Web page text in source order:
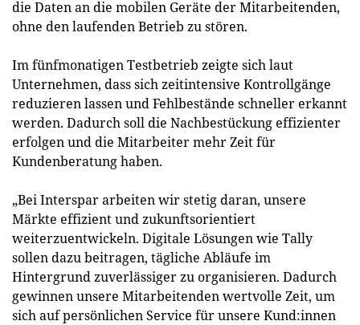
die Daten an die mobilen Geräte der Mitarbeitenden,
ohne den laufenden Betrieb zu stören.
Im fünfmonatigen Testbetrieb zeigte sich laut
Unternehmen, dass sich zeitintensive Kontrollgänge
reduzieren lassen und Fehlbestände schneller erkannt
werden. Dadurch soll die Nachbestückung effizienter
erfolgen und die Mitarbeiter mehr Zeit für
Kundenberatung haben.
„Bei Interspar arbeiten wir stetig daran, unsere
Märkte effizient und zukunftsorientiert
weiterzuentwickeln. Digitale Lösungen wie Tally
sollen dazu beitragen, tägliche Abläufe im
Hintergrund zuverlässiger zu organisieren. Dadurch
gewinnen unsere Mitarbeitenden wertvolle Zeit, um
sich auf persönlichen Service für unsere Kund:innen